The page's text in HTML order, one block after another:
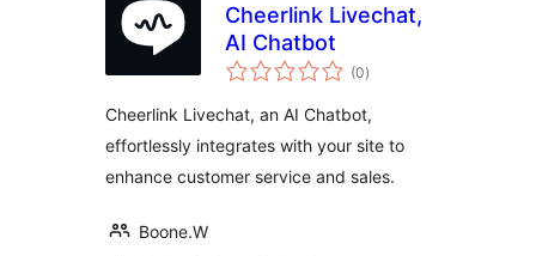
Cheerlink Livechat,
AI Chatbot
(0toplam
puan
)
Cheerlink Livechat, an AI Chatbot,
effortlessly integrates with your site to
enhance customer service and sales.
Boone.W